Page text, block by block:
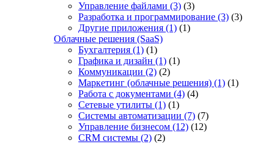
Управление файлами (3) (3)
Разработка и программирование (3) (3)
Другие приложения (1) (1)
Облачные решения (SaaS)
Бухгалтерия (1) (1)
Графика и дизайн (1) (1)
Коммуникации (2) (2)
Маркетинг (облачные решения) (1) (1)
Работа с документами (4) (4)
Сетевые утилиты (1) (1)
Системы автоматизации (7) (7)
Управление бизнесом (12) (12)
CRM системы (2) (2)